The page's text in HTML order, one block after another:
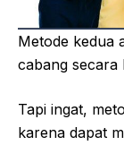
Metode kedua
cabang secara
Tapi ingat,
karena dapat